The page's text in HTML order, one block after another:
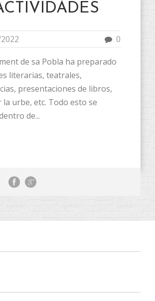
0
de sa Pobla ha preparado
literarias, teatrales,
presentaciones de libros,
urbe, etc. Todo esto se
de...